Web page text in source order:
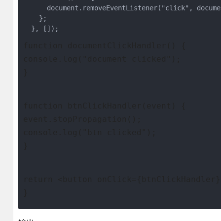
document.removeEventListener("click",
    };